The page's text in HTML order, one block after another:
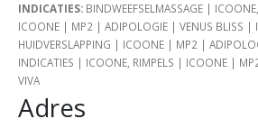
INDICATIES: BINDWEEFSELMASSAGE |
ICOONE | MP2 | ADIPOLOGIE | VENUS BLISS |
HUIDVERSLAPPING | ICOONE | MP2 |
INDICATIES | ICOONE, RIMPELS | ICOONE |
VIVA
Adres